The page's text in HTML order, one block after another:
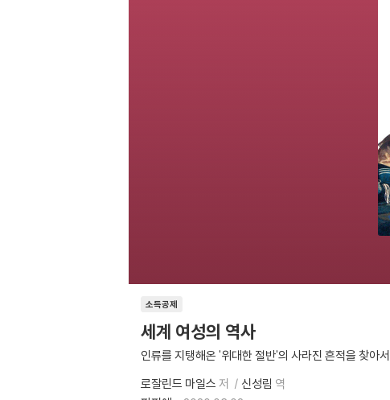
소득공제
세계 여성의 역사
인류를 지탱해온 '위대한 절반'의 사라진 흔적을 찾아서
로잘린드 마일스 저 신성림 역